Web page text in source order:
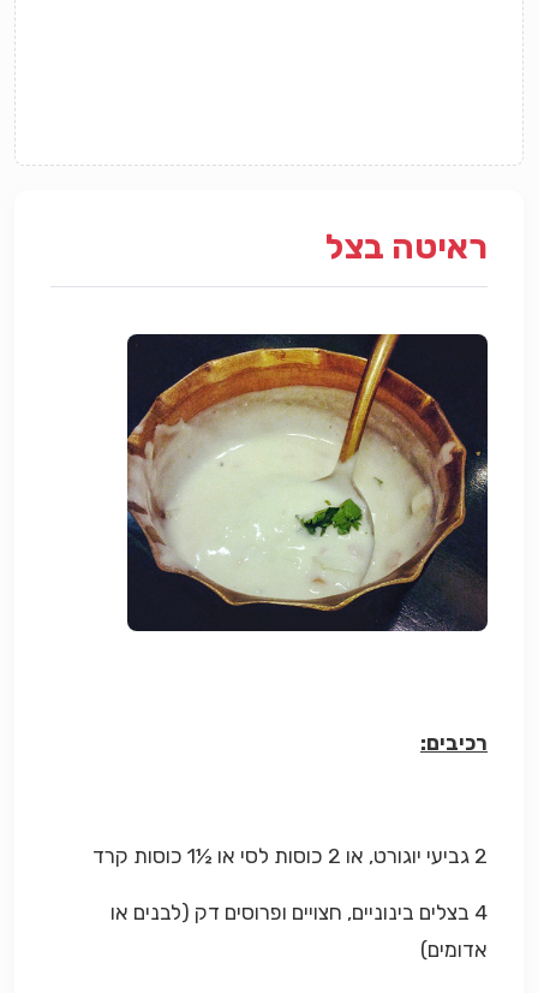
ראיטה בצל
רכיבים:
2 גביעי יוגורט, או 2 כוסות לסי או ½1 כוסות קרד
4 בצלים בינוניים, חצויים ופרוסים דק (לבנים או
אדומים)